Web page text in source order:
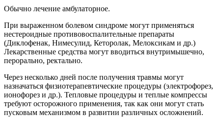
Обычно лечение амбулаторное.
При выраженном болевом синдроме могут применяться
нестероидные противовоспалительные препараты
(Диклофенак, Нимесулид, Кеторолак, Мелоксикам и др.)
Лекарственные средства могут вводиться внутримышечно,
перорально, ректально.
Через несколько дней после получения травмы могут
назначаться физиотерапевтические процедуры (электрофорез,
ионофорез и др.). Тепловые процедуры и теплые компрессы
требуют осторожного применения, так как они могут стать
пусковым механизмом в развитии различных осложнений.